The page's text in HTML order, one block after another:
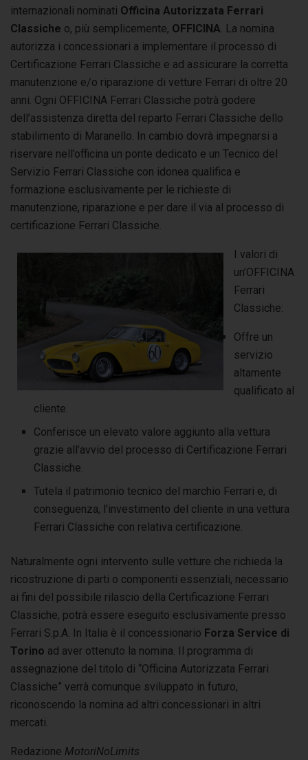
internazionali nominati Officina Autorizzata Ferrari
Classiche o, più semplicemente, OFFICINA La nomina
autorizza i concessionari a implementare il processo di
Certificazione Ferrari Classiche e ad assicurare la corretta
manutenzione e/o riparazione di vetture Ferrari di oltre 20
anni. Ogni OFFICINA Ferrari Classiche potrà godere
dell’assistenza diretta del reparto Ferrari Classiche dello
stabilimento di Maranello. In cambio dovrà impegnarsi a
riservare nell’officina un ponte dedicato e un Tecnico del
Servizio Ferrari Classiche con idonea qualifica e
formazione esclusivamente per le richieste di
manutenzione, riparazione e per dare il via al processo di
certificazione Ferrari Classiche.
I valori di
un’OFFICINA
Ferrari
Classiche:
Offre un
servizio
altamente
qualificato al
cliente.
Conferisce un elevato valore aggiunto alla vettura
grazie all’avvio del processo di Certificazione Ferrari
Classiche.
Tutela il patrimonio tecnico del marchio Ferrari e, di
conseguenza, l’investimento del cliente in una vettura
Ferrari Classiche con relativa certificazione.
Naturalmente ogni intervento sulle vetture che richieda la
ricostruzione di parti o componenti essenziali, necessario
ai fini del possibile rilascio della Certificazione Ferrari
Classiche, potrà essere eseguito esclusivamente presso
Ferrari S.p.A. In Italia è il concessionario Forza Service di
Torino ad aver ottenuto la nomina. Il programma di
assegnazione del titolo di “Officina Autorizzata Ferrari
Classiche” verrà comunque sviluppato in futuro,
riconoscendo la nomina ad altri concessionari in altri
mercati.
Redazione MotoriNoLimits